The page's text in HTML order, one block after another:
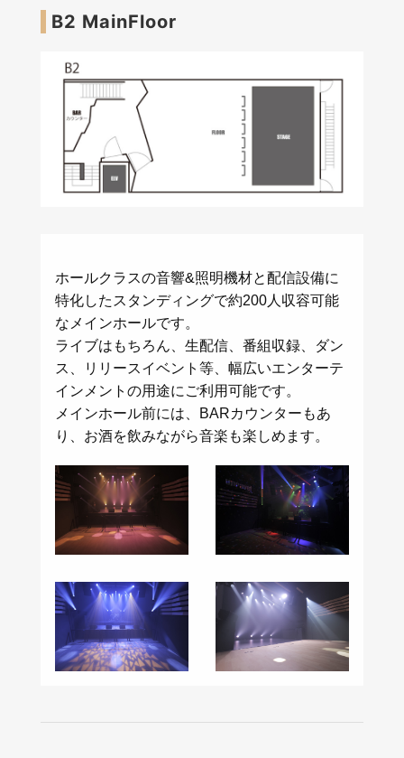
B2 MainFloor
ホールクラスの音響&照明機材と配信設備に
特化したスタンディングで約200人収容可能
なメインホールです。
ライブはもちろん、生配信、番組収録、ダン
ス、リリースイベント等、幅広いエンターテ
インメントの用途にご利用可能です。
メインホール前には、BARカウンターもあ
り、お酒を飲みながら音楽も楽しめます。